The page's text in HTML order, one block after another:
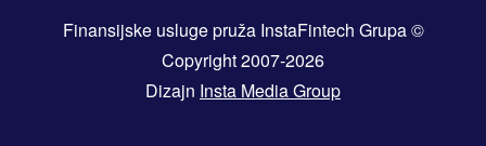
Finansijske usluge pruža InstaFintech Grupa ©
Copyright 2007-2026
Dizajn Insta Media Group